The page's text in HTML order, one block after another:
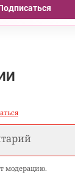
модерацию.